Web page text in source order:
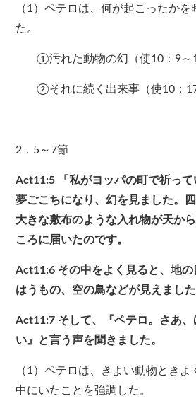
（1）ペテロは、何が起こったかを
た。
①汚れた動物の幻（使10：9～
②それに続く出来事（使10：17
2．5～7節
Act11:5
「私がヨッパの町で祈っ
夢ごこちになり、幻を見ました。
大きな敷布のような入れ物が天か
ころに届いたのです。
Act11:6 その中をよく見ると、地の
はうもの、空の鳥などが見えました
Act11:7 そして、『ペテロ。さあ
い』と言う声を聞きました。
（1）ペテロは、きよい動物とき
中にいたことを強調した。